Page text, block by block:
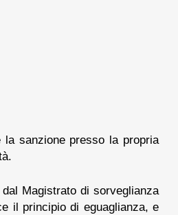
sanzione presso la propria
Magistrato di sorveglianza
il principio di eguaglianza, e